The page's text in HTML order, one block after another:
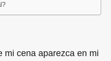
mi cena aparezca en mi